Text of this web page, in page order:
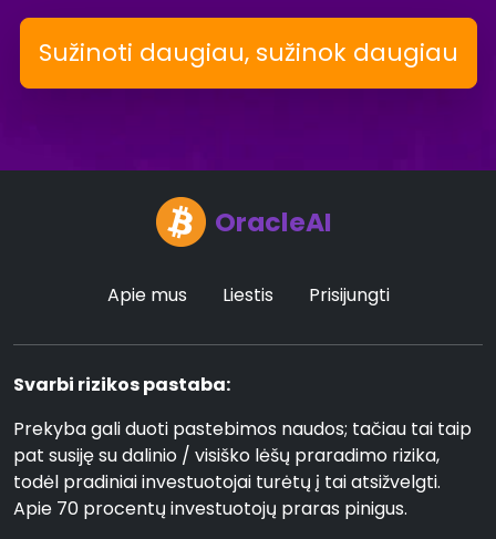
Sužinoti daugiau, sužinok daugiau
OracleAI
Apie mus Liestis Prisijungti
Svarbi rizikos pastaba:
Prekyba gali duoti pastebimos naudos; tačiau tai taip
pat susiję su dalinio / visiško lėšų praradimo rizika,
todėl pradiniai investuotojai turėtų į tai atsižvelgti.
Apie 70 procentų investuotojų praras pinigus.